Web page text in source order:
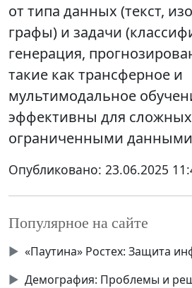
от типа данных (текст,
графы) и задачи
генерация,
такие как трансферное и
мультимодальное
эффективны для сложных
ограниченными
Опубликовано: 23.06.2025
Популярное на сайте
▶
▶ Демография: Проблемы и